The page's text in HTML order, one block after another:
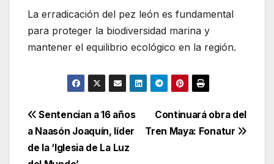
La erradicación del pez león es fundamental
para proteger la biodiversidad marina y
mantener el equilibrio ecológico en la región.
Navegación
de
Continuará obra del
Tren Maya: Fonatur
Sentencian a 16 años
a Naasón Joaquín, líder
de la ‘Iglesia de La Luz